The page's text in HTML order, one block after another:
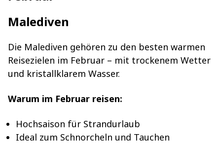
Malediven
Die Malediven gehören zu den besten warmen
Reisezielen im Februar – mit trockenem Wetter
und kristallklarem Wasser.
Warum im Februar reisen:
Hochsaison für Strandurlaub
Ideal zum Schnorcheln und Tauchen